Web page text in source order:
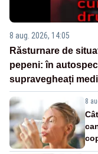
8 aug. 2026, 14:05
Răsturnare de
pepeni: în
supravegheați
8